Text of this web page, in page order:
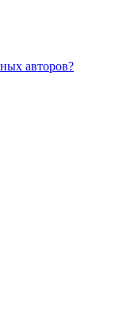
авторов?